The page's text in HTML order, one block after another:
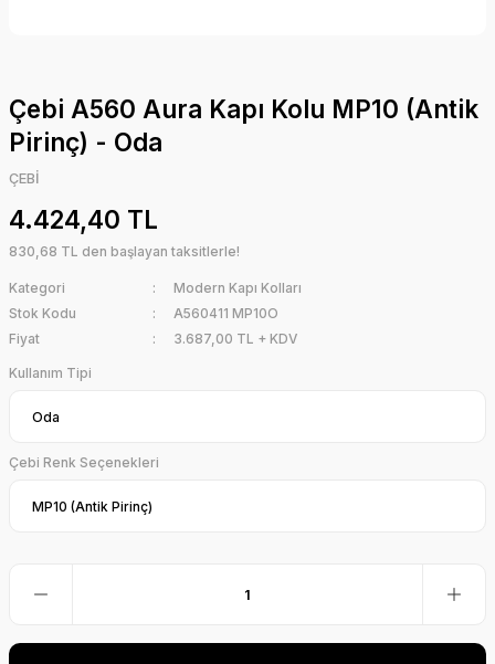
Çebi A560 Aura Kapı Kolu MP10 (Antik
Pirinç) - Oda
ÇEBİ
4.424,40 TL
830,68 TL den başlayan taksitlerle!
Kategori
Modern Kapı Kolları
Stok Kodu
A560411 MP10O
Fiyat
3.687,00 TL + KDV
Kullanım Tipi
Çebi Renk Seçenekleri